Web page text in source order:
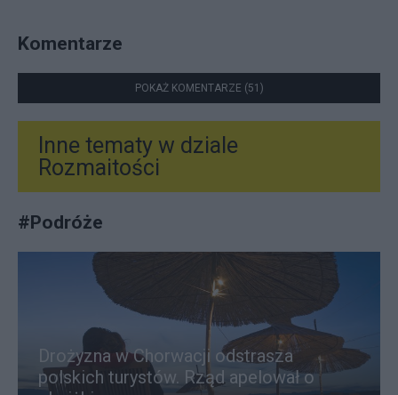
Komentarze
POKAŻ KOMENTARZE (51)
Inne tematy w dziale
Rozmaitości
#Podróże
Drożyzna w Chorwacji odstrasza
polskich turystów. Rząd apelował o